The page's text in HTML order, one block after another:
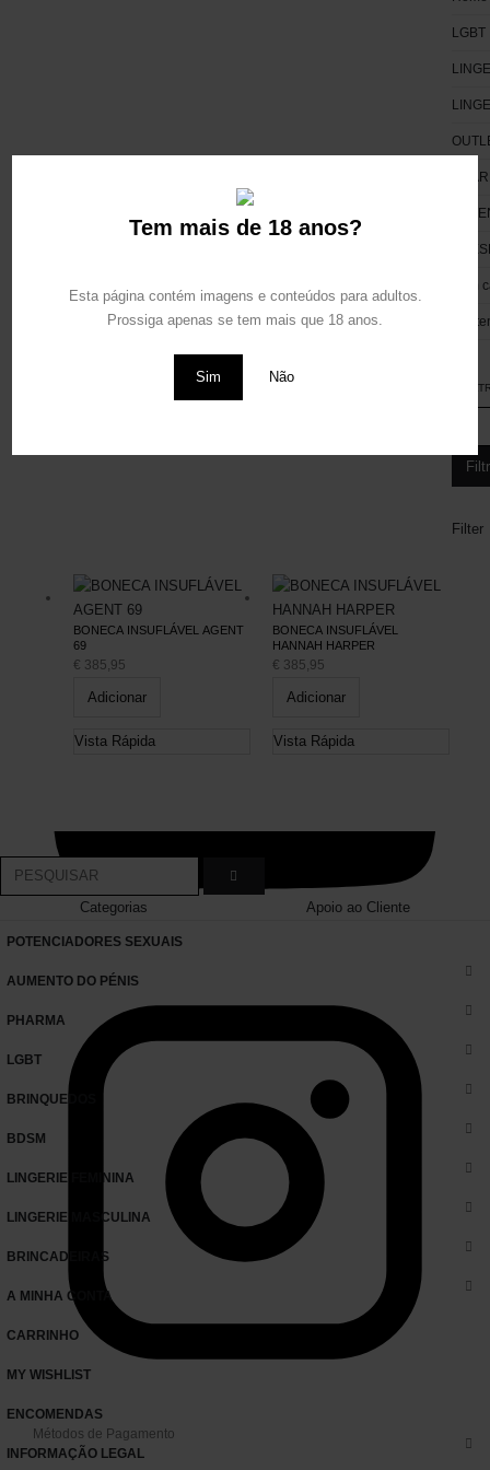
Tem mais de 18 anos?
Esta página contém imagens e conteúdos para adultos.
Prossiga apenas se tem mais que 18 anos.
Sim Não
LGBT
Sem
Filter
BONECA INSUFLÁVEL AGENT
69
€ 385,95
Adicionar
Vista Rápida
BONECA INSUFLÁVEL
HANNAH HARPER
€ 385,95
Adicionar
Vista Rápida
Métodos de Pagamento
Categorias Apoio ao Cliente
POTENCIADORES SEXUAIS
AUMENTO DO PÉNIS
PHARMA
LGBT
BRINQUEDOS
BDSM
LINGERIE FEMININA
LINGERIE MASCULINA
BRINCADEIRAS
A MINHA CONTA
CARRINHO
MY WISHLIST
ENCOMENDAS
INFORMAÇÃO LEGAL